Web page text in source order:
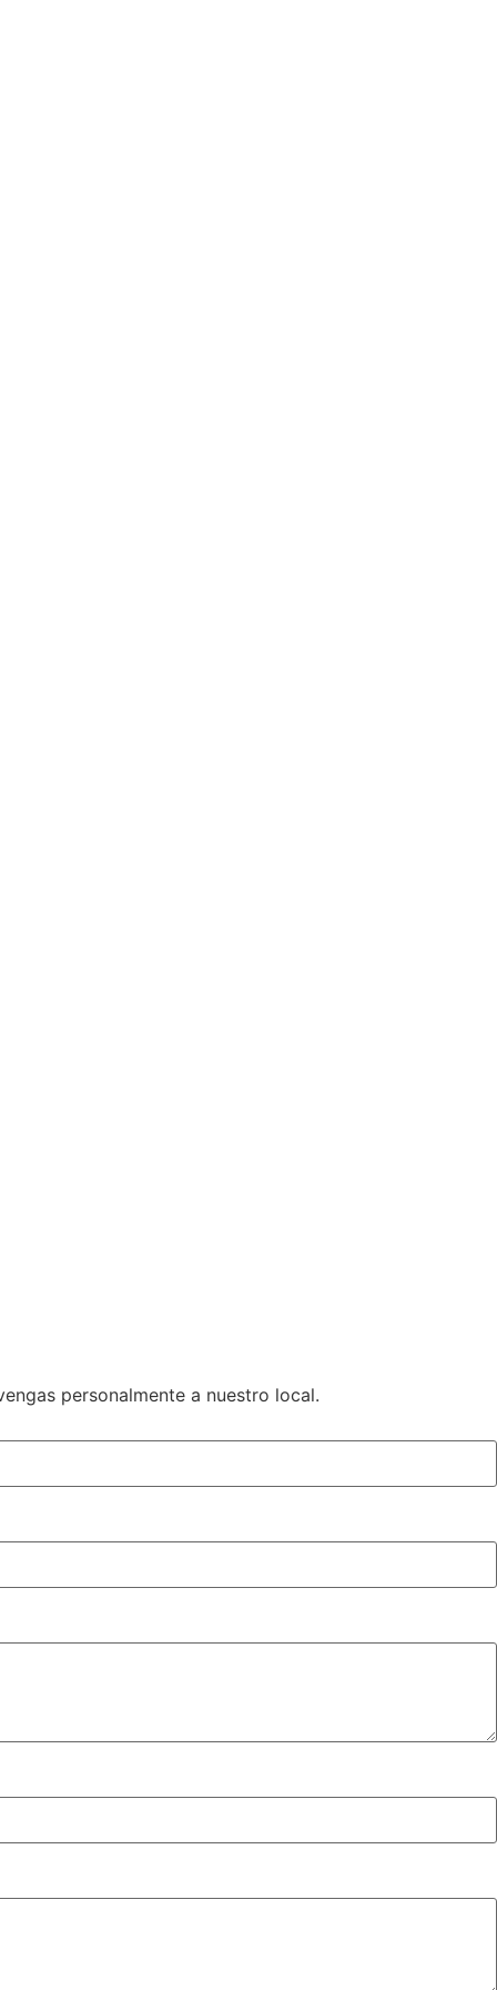
personalmente a nuestro local.